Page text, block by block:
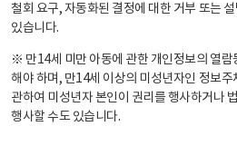
철회 요구, 자동화된 결정에 대한 거부 또는
있습니다.
※ 만14세 미만 아동에 관한 개인정보의 열람
해야 하며, 만14세 이상의 미성년자인 정보주
관하여 미성년자 본인이 권리를 행사하거나
행사할 수도 있습니다.